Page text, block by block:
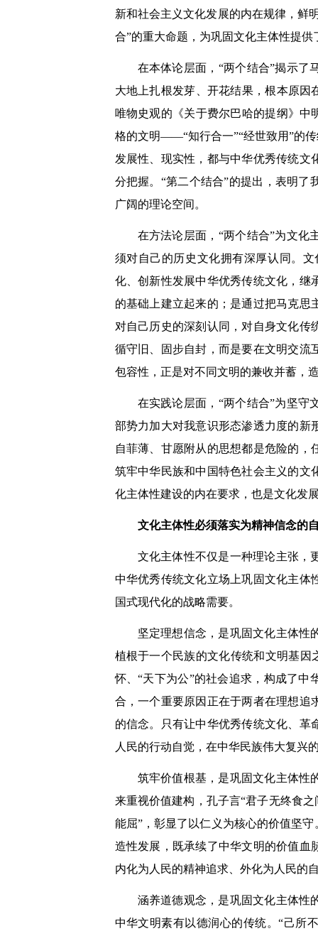
新和社会主义文化发展的内在规律，鲜
合”的重大命题，为巩固文化主体性提供
在本体论层面，“两个结合”揭示了
大地上扎根发芽、开花结果，根本原因
唯物史观的《关于费尔巴哈的提纲》中
格的文明——“知行合一”“经世致用”的
发展性、现实性，都与中华优秀传统
分把握。“第二个结合”的提出，表明
广阔的理论空间。
在方法论层面，“两个结合”为文化
须对自己的历史文化拥有深厚认同。
化、创新性发展中华优秀传统文化，继
的基础上建立起来的；是通过把马克
对自己历史的深刻认同，对自身文化
循守旧、固步自封，而是要在文明交流
包容性，正是对不同文明的兼收并蓄，
在实践论层面，“两个结合”为坚守
部势力加大对我意识形态渗透力度的新
自菲薄、甘愿附从的思想都是危险的
筑牢中华民族和中国特色社会主义的文
化主体性建设的内在要求，也是文化发
文化主体性必须落实为精神信念的
文化主体性不仅是一种理论主张，
中华优秀传统文化立场上巩固文化主体
国式现代化的战略需要。
坚定理想信念，是巩固文化主体性
植根于一个民族的文化传统和文明基因
怀、“天下为公”的社会追求，构成了
合，一个重要原因正在于两者在理想
的信念。只有让中华优秀传统文化、
人民的行动自觉，在中华民族伟大复兴
筑牢价值根基，是巩固文化主体性
来重视价值建构，孔子言“君子无终食
能屈”，彰显了以仁义为核心的价值坚
造性发展，既承续了中华文明的价值血
内化为人民的精神追求、外化为人民的
涵养道德观念，是巩固文化主体性
中华文明素有以德润心的传统。“己所